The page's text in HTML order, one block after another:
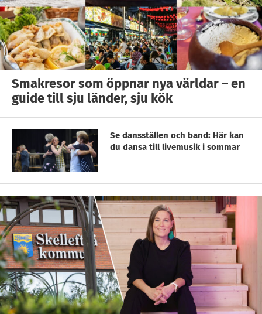
Smakresor som öppnar nya världar – en
guide till sju länder, sju kök
Se dansställen och band: Här kan
du dansa till livemusik i sommar